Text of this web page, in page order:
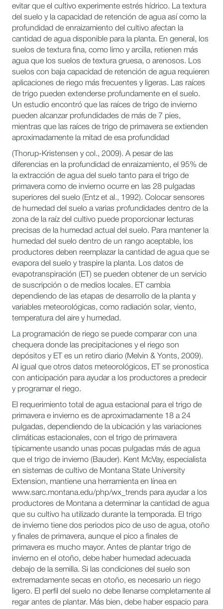
evitar que el cultivo experimente estrés hídrico. La textura
del suelo y la capacidad de retención de agua así como la
profundidad de enraizamiento del cultivo afectan la
cantidad de agua disponible para la planta. En general, los
suelos de textura fina, como limo y arcilla, retienen más
agua que los suelos de textura gruesa, o arenosos. Los
suelos con baja capacidad de retención de agua requieren
aplicaciones de riego más frecuentes y ligeras. Las raíces
de trigo pueden extenderse profundamente en el suelo.
Un estudio encontró que las raíces de trigo de invierno
pueden alcanzar profundidades de más de 7 pies,
mientras que las raíces de trigo de primavera se extienden
aproximadamente la mitad de esa profundidad
(Thorup-Kristensen y col., 2009). A pesar de las
diferencias en la profundidad de enraizamiento, el 95% de
la extracción de agua del suelo tanto para el trigo de
primavera como de invierno ocurre en las 28 pulgadas
superiores del suelo (Entz et al., 1992). Colocar sensores
de humedad del suelo a varias profundidades dentro de la
zona de la raíz del cultivo puede proporcionar lecturas
precisas de la humedad actual del suelo. Para mantener la
humedad del suelo dentro de un rango aceptable, los
productores deben reemplazar la cantidad de agua que se
evapora del suelo y traspire la planta. Los datos de
evapotranspiración (ET) se pueden obtener de un servicio
de suscripción o de medios locales. ET cambia
dependiendo de las etapas de desarrollo de la planta y
variables meteorológicas, como radiación solar, viento,
temperatura del aire y humedad.
La programación de riego se puede comparar con una
chequera donde las precipitaciones y el riego son
depósitos y ET es un retiro diario (Melvin & Yonts, 2009).
Al igual que otros datos meteorológicos, ET se pronostica
con anticipación para ayudar a los productores a predecir
y programar el riego.
El requerimiento total de agua estacional para el trigo de
primavera e invierno es de aproximadamente 18 a 24
pulgadas, dependiendo de la ubicación y las variaciones
climáticas estacionales, con el trigo de primavera
típicamente usando unas pocas pulgadas más de agua
que el trigo de invierno (Bauder). Kent McVay, especialista
en sistemas de cultivo de Montana State University
Extension, mantiene una herramienta en línea en
www.sarc.montana.edu/php/wx_trends para ayudar a los
productores de Montana a determinar la cantidad de agua
que su cultivo ha utilizado durante la temporada. El trigo
de invierno tiene dos periodos pico de uso de agua, otoño
y finales de primavera, aunque el pico a finales de
primavera es mucho mayor. Antes de plantar trigo de
invierno en el otoño, debe haber humedad adecuada
debajo de la semilla. Si las condiciones del suelo son
extremadamente secas en otoño, es necesario un riego
ligero. El perfil del suelo no debe llenarse completamente al
regar antes de plantar. Más bien, debe haber espacio para